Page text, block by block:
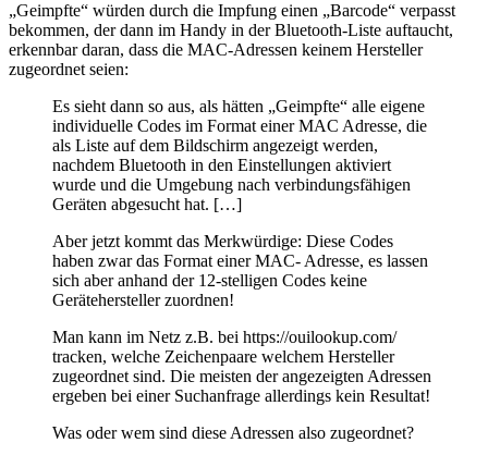
„Geimpfte“ würden durch die Impfung einen „Barcode“ verpasst
bekommen, der dann im Handy in der Bluetooth-Liste auftaucht,
erkennbar daran, dass die MAC-Adressen keinem Hersteller
zugeordnet seien:
Es sieht dann so aus, als hätten „Geimpfte“ alle eigene
individuelle Codes im Format einer MAC Adresse, die
als Liste auf dem Bildschirm angezeigt werden,
nachdem Bluetooth in den Einstellungen aktiviert
wurde und die Umgebung nach verbindungsfähigen
Geräten abgesucht hat. […]
Aber jetzt kommt das Merkwürdige: Diese Codes
haben zwar das Format einer MAC- Adresse, es lassen
sich aber anhand der 12-stelligen Codes keine
Gerätehersteller zuordnen!
Man kann im Netz z.B. bei https://ouilookup.com/
tracken, welche Zeichenpaare welchem Hersteller
zugeordnet sind. Die meisten der angezeigten Adressen
ergeben bei einer Suchanfrage allerdings kein Resultat!
Was oder wem sind diese Adressen also zugeordnet?